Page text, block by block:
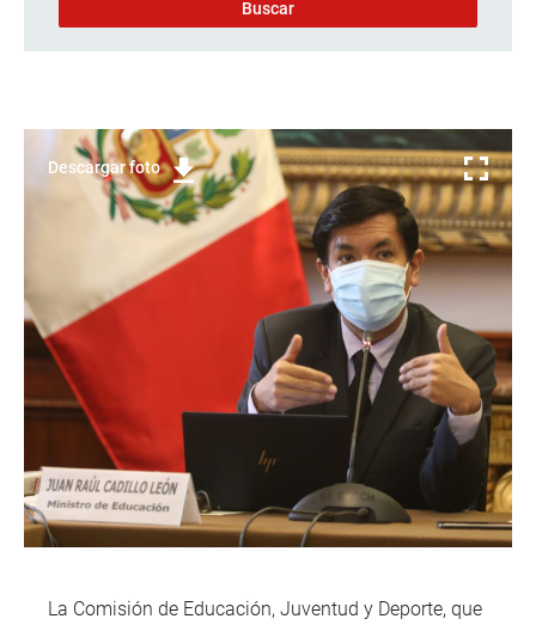
Descargar foto
La Comisión de Educación, Juventud y Deporte, que